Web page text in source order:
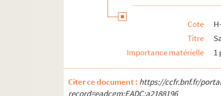
Cote
Titre
Importance matérielle
1
Citer ce document : https://ccfr.bnf.fr/
record=eadcgm:EADC:a2188196